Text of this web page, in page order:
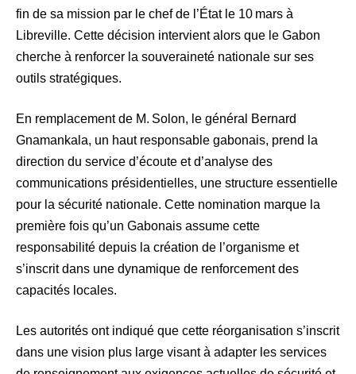
fin de sa mission par le chef de l’État le 10 mars à
Libreville. Cette décision intervient alors que le Gabon
cherche à renforcer la souveraineté nationale sur ses
outils stratégiques.
En remplacement de M. Solon, le général Bernard
Gnamankala, un haut responsable gabonais, prend la
direction du service d’écoute et d’analyse des
communications présidentielles, une structure essentielle
pour la sécurité nationale. Cette nomination marque la
première fois qu’un Gabonais assume cette
responsabilité depuis la création de l’organisme et
s’inscrit dans une dynamique de renforcement des
capacités locales.
Les autorités ont indiqué que cette réorganisation s’inscrit
dans une vision plus large visant à adapter les services